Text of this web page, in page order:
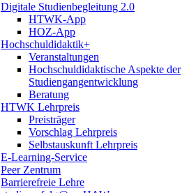
Digitale Studienbegleitung 2.0
HTWK-App
HOZ-App
Hochschuldidaktik+
Veranstaltungen
Hochschuldidaktische Aspekte der
Studiengangentwicklung
Beratung
HTWK Lehrpreis
Preisträger
Vorschlag Lehrpreis
Selbstauskunft Lehrpreis
E-Learning-Service
Peer Zentrum
Barrierefreie Lehre